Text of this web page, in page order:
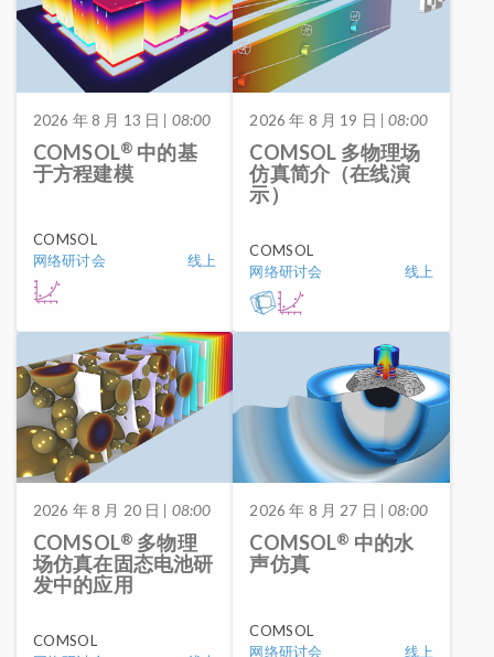
2026 年 8 月 13 日 | 08:00
COMSOL® 中的基
于方程建模
COMSOL
网络研讨会
线上
2026 年 8 月 19 日 | 08:00
COMSOL 多物理场
仿真简介（在线演
示）
COMSOL
网络研讨会
线上
2026 年 8 月 20 日 | 08:00
COMSOL® 多物理
场仿真在固态电池研
发中的应用
COMSOL
2026 年 8 月 27 日 | 08:00
COMSOL® 中的水
声仿真
COMSOL
网络研讨会
线上